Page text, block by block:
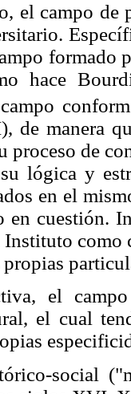
el campo de
formado
hace
de manera
proceso de
lógica y
en el
en cuestión.
como
el
el cual
social